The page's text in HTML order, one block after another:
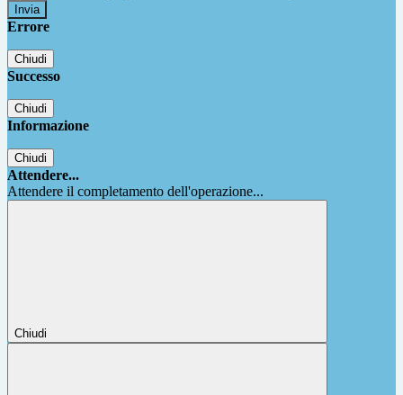
Errore
Chiudi
Successo
Chiudi
Informazione
Chiudi
Attendere...
Attendere il completamento dell'operazione...
Chiudi